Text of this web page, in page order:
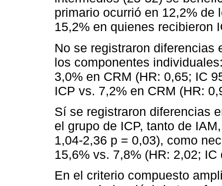
primario ocurrió en 12,2% de
15,2% en quienes recibieron
No se registraron
los componentes
3,0% en CRM (HR: 0,65; IC
ICP vs. 7,2% en CRM (HR:
Sí se registraron diferencias
el grupo de ICP, tanto de
1,04-2,36 p = 0,03), como
15,6% vs. 7,8% (HR: 2,02;
En el criterio compuesto